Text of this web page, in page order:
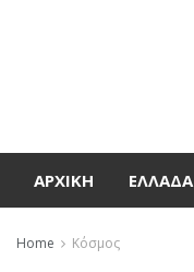
ΑΡΧΙΚΉ ΕΛΛΆΔΑ
Home Κόσμος